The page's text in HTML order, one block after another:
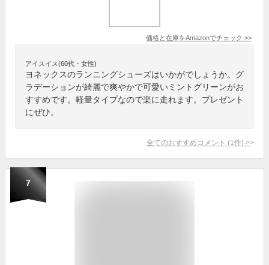
価格と在庫をAmazonでチェック >>
アイスイス(60代・女性)
ヨネックスのランニングシューズはいかがでしょうか。グ
ラデーションが綺麗で爽やかで可愛いミントグリーンがお
すすめです。軽量タイプなので楽に走れます。プレゼント
にぜひ。
全てのおすすめコメント (1 件) >
7